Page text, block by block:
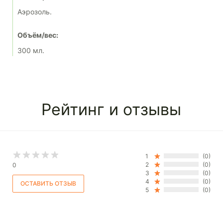
Аэрозоль.
Объём/вес:
300 мл.
Рейтинг и отзывы
0
1
(0)
2
(0)
3
(0)
4
(0)
5
(0)